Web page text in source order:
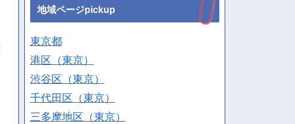
地域ページpickup
東京都
港区（東京）
渋谷区（東京）
千代田区（東京）
三多摩地区（東京）